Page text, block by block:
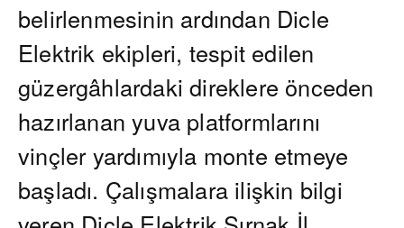
belirlenmesinin ardından Dicle
Elektrik ekipleri, tespit edilen
güzergâhlardaki direklere önceden
hazırlanan yuva platformlarını
vinçler yardımıyla monte etmeye
başladı. Çalışmalara ilişkin bilgi